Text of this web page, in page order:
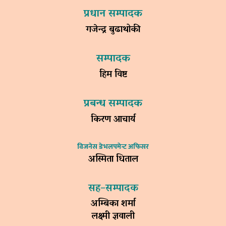
प्रधान सम्पादक
गजेन्द्र बुढाथोकी
सम्पादक
हिम विष्ट
प्रबन्ध सम्पादक
किरण आचार्य
विजनेस डेभलपमेन्ट अफिसर
अस्मिता धिताल
सह–सम्पादक
अम्बिका शर्मा
लक्ष्मी ज्ञवाली